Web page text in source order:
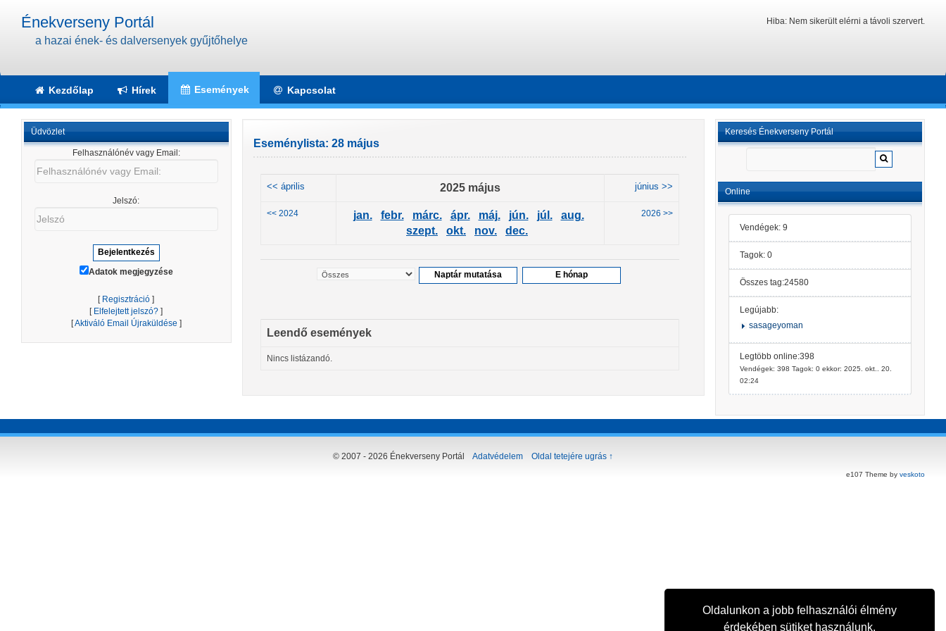
Oldalunkon a jobb felhasználói élmény
érdekében sütiket használunk.
Énekverseny Portál
a hazai ének- és dalversenyek gyűjtőhelye
Hiba: Nem sikerült elérni a távoli szervert.
Kezdőlap Hírek Események Kapcsolat
Üdvözlet
Felhasználónév vagy Email:
vagy
Jelszó:
Adatok megjegyzése
[ Regisztráció ]
[ Elfelejtett jelszó? ]
[Aktiváló Email Újraküldése ]
Keresés Énekverseny Portál
Online
Vendégek: 9
Tagok: 0
Összes tag:24580
Legújabb:
sasageyoman
Legtöbb online:398
Vendégek: 398 Tagok: 0 ekkor: 2025. okt.. 20.
02:24
Eseménylista: 28 május
<< április 2025 május június >>
<< 2024 jan. febr. márc. ápr. máj. jún. júl.
aug.
szept.
okt. nov. dec.
2026 >>
Leendő események
Nincs listázandó.
© 2007 - 2026 Énekverseny Portál Adatvédelem Oldal tetejére ugrás ↑
e107 Theme by veskoto